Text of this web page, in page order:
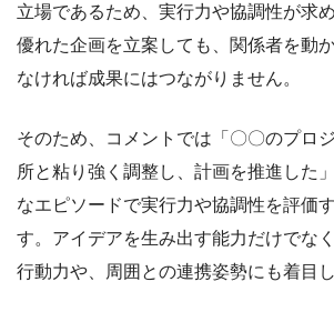
立場であるため、実行力や協調性が求
優れた企画を立案しても、関係者を動
なければ成果にはつながりません。
そのため、コメントでは「〇〇のプロ
所と粘り強く調整し、計画を推進した
なエピソードで実行力や協調性を評価
す。アイデアを生み出す能力だけでな
行動力や、周囲との連携姿勢にも着目し